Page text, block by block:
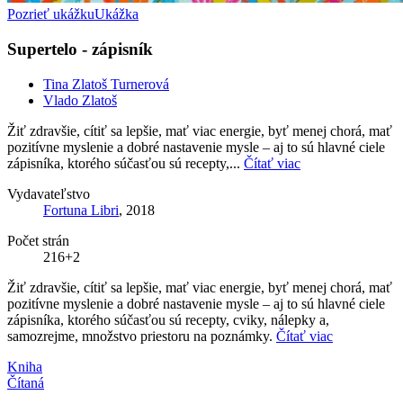
Pozrieť ukážkuUkážka
Supertelo - zápisník
Tina Zlatoš Turnerová
Vlado Zlatoš
Žiť zdravšie, cítiť sa lepšie, mať viac energie, byť menej chorá, mať
pozitívne myslenie a dobré nastavenie mysle – aj to sú hlavné ciele
zápisníka, ktorého súčasťou sú recepty,... Čítať viac
Vydavateľstvo
Fortuna Libri, 2018
Počet strán
216+2
Žiť zdravšie, cítiť sa lepšie, mať viac energie, byť menej chorá, mať
pozitívne myslenie a dobré nastavenie mysle – aj to sú hlavné ciele
zápisníka, ktorého súčasťou sú recepty, cviky, nálepky a,
samozrejme, množstvo priestoru na poznámky. Čítať viac
Kniha
Čítaná